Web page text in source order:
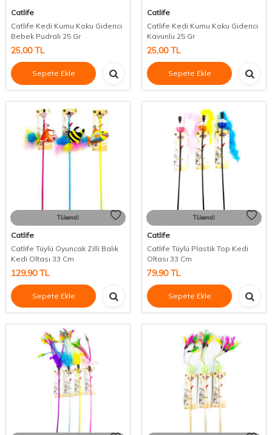
Catlife
Catlife Kedi Kumu Koku Giderici
Bebek Pudralı 25 Gr
25,00TL
Sepete Ekle
Catlife
Catlife Kedi Kumu Koku Giderici
Kavunlu 25 Gr
25,00TL
Sepete Ekle
Tükendi
Catlife
Catlife Tüylü Oyuncak Zilli Balık
Kedi Oltası 33 Cm
129,90TL
Sepete Ekle
Tükendi
Catlife
Catlife Tüylü Plastik Top Kedi
Oltası 33 Cm
79,90TL
Sepete Ekle